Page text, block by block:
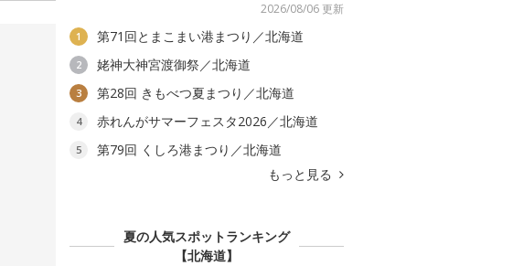
2026/08/06 更新
1 第71回とまこまい港まつり／北海道
2 姥神大神宮渡御祭／北海道
3 第28回 きもべつ夏まつり／北海道
4 赤れんがサマーフェスタ2026／北海道
5
第79回 くしろ港まつり／北海道
もっと見る
夏の人気スポットランキング
【北海道】